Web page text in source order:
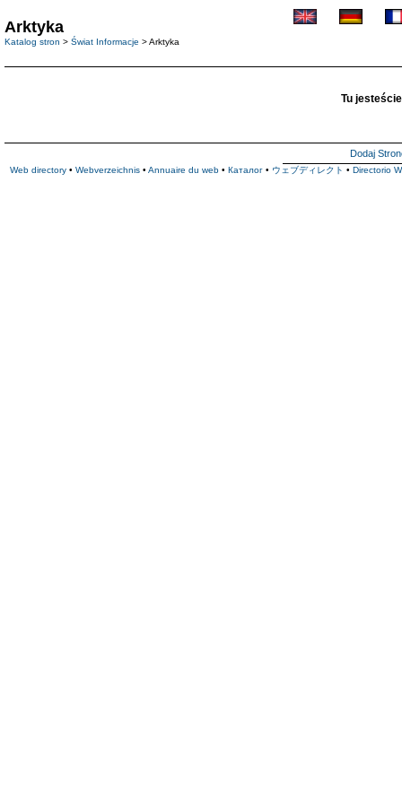
Arktyka
Katalog stron > Świat Informacje > Arktyka
Tu
Dodaj
Web directory • Webverzeichnis • Annuaire du web • Каталог • ウェブディレクト • Directorio